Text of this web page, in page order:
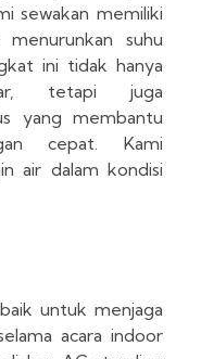
sewakan memiliki
suhu
ini tidak hanya
tetapi juga
yang membantu
cepat. Kami
air dalam kondisi
untuk menjaga
acara indoor